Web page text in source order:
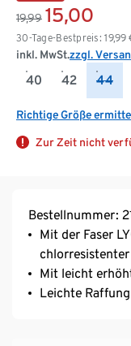
19,99 15,00
30-Tage-Bestpreis: 19,99
inkl. MwSt.zzgl.
40 42 44
Richtige Größe
Zur Zeit nicht
Bestellnummer:
Mit der Faser
Mit leicht
Leichte